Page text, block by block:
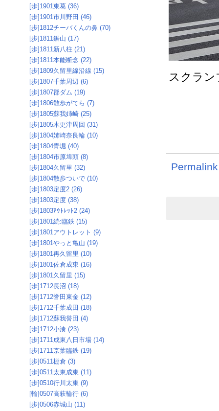
スクラ
Permalink
[歩]1901東葛 (36)
[歩]1901市川野田 (46)
[歩]1812チーバくんの鼻 (70)
[歩]1811鋸山 (17)
[歩]1811新八柱 (21)
[歩]1811本能断念 (22)
[歩]1809久留里線沿線 (15)
[歩]1807千葉周辺 (6)
[歩]1807郡ダム (19)
[歩]1806散歩がてら (7)
[歩]1805蘇我姉崎 (25)
[歩]1805木更津周回 (31)
[歩]1804姉崎奈良輪 (10)
[歩]1804青堀 (40)
[歩]1804市原埠頭 (8)
[歩]1804久留里 (32)
[歩]1804散歩ついで (10)
[歩]1803定度2 (26)
[歩]1803定度 (38)
[歩]1803ｱｳﾄﾚｯﾄ2 (24)
[歩]1801続:臨鉄 (15)
[歩]1801アウトレット (9)
[歩]1801やっと亀山 (19)
[歩]1801再久留里 (10)
[歩]1801佐倉成東 (16)
[歩]1801久留里 (15)
[歩]1712長沼 (18)
[歩]1712誉田東金 (12)
[歩]1712千葉成田 (18)
[歩]1712蘇我誉田 (4)
[歩]1712小湊 (23)
[歩]1711成東八日市場 (14)
[歩]1711京葉臨鉄 (19)
[歩]0511棚倉 (3)
[歩]0511太東成東 (11)
[歩]0510行川太東 (9)
[輪]0507高萩輪行 (6)
[歩]0506赤城山 (11)